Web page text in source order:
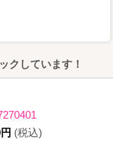
クしています！
(税込)